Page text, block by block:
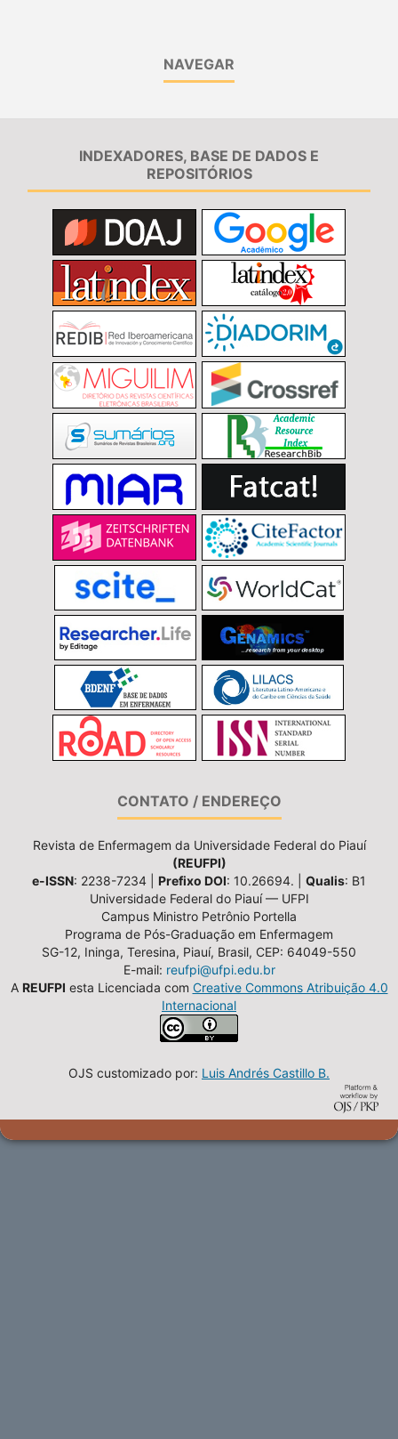
NAVEGAR
INDEXADORES, BASE DE DADOS E
REPOSITÓRIOS
CONTATO / ENDEREÇO
Revista de Enfermagem da Universidade Federal do Piauí
(REUFPI)
e-ISSN: 2238-7234 | Prefixo DOI: 10.26694. | Qualis: B1
Universidade Federal do Piauí — UFPI
Campus Ministro Petrônio Portella
Programa de Pós-Graduação em Enfermagem
SG-12, Ininga, Teresina, Piauí, Brasil, CEP: 64049-550
E-mail: reufpi@ufpi.edu.br
A REUFPI esta Licenciada com Creative Commons Atribuição 4.0
Internacional
OJS customizado por: Luis Andrés Castillo B.